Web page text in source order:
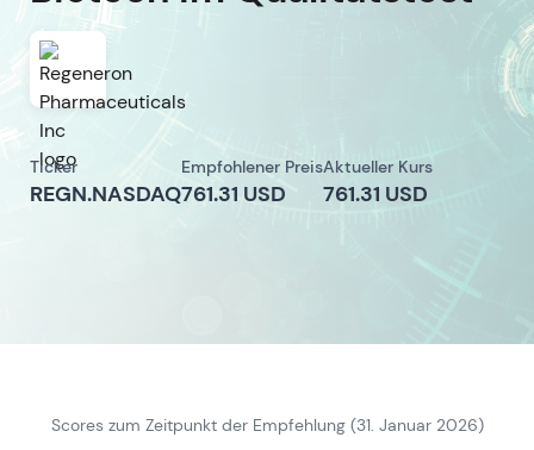
Ticker
REGN.NASDAQ
Empfohlener Preis
761.31 USD
Aktueller Kurs
761.31 USD
Scores zum Zeitpunkt der Empfehlung (31. Januar 2026)